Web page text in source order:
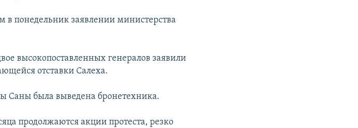
в понедельник заявлении министерства
высокопоставленных генералов заявили
отставки Салеха.
Саны была выведена бронетехника.
продолжаются акции протеста, резко